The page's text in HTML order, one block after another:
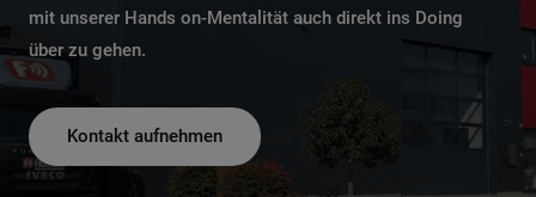
mit unserer Hands on-Mentalität auch direkt ins Doing
über zu gehen.
Kontakt aufnehmen